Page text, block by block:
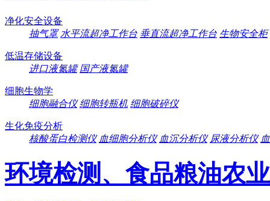
净化安全设备
抽气罩 水平流超净工作台 垂直流超净工作台 生物安全柜
低温存储设备
进口液氮罐 国产液氮罐
细胞生物学
细胞融合仪 细胞转瓶机 细胞破碎仪
生化免疫分析
核酸蛋白检测仪 血细胞分析仪 血沉分析仪 尿液分析仪
环境检测、食品粮油农